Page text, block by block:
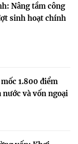
Nâng tầm công
sinh hoạt chính
1.800 điểm
và vốn ngoại